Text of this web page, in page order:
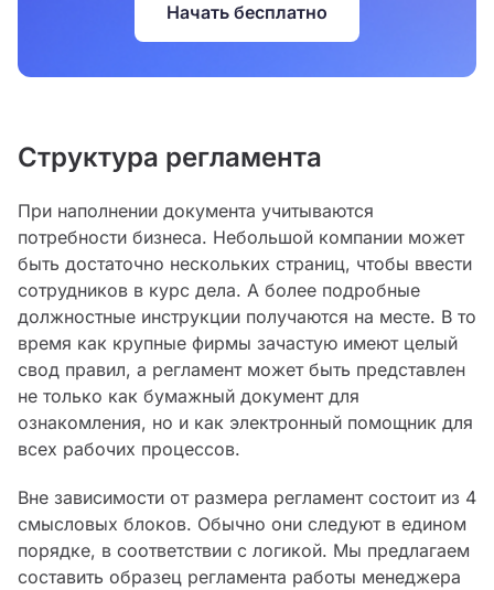
Начать бесплатно
Структура регламента
При наполнении документа учитываются
потребности бизнеса. Небольшой компании может
быть достаточно нескольких страниц, чтобы ввести
сотрудников в курс дела. А более подробные
должностные инструкции получаются на месте. В то
время как крупные фирмы зачастую имеют целый
свод правил, а регламент может быть представлен
не только как бумажный документ для
ознакомления, но и как электронный помощник для
всех рабочих процессов.
Вне зависимости от размера регламент состоит из 4
смысловых блоков. Обычно они следуют в едином
порядке, в соответствии с логикой. Мы предлагаем
составить образец регламента работы менеджера